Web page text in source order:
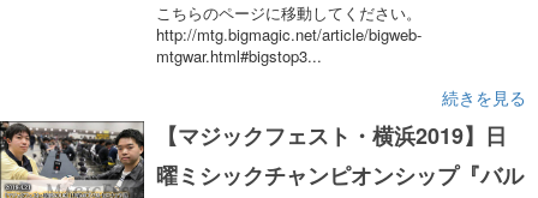
こちらのページに移動してください。
http://mtg.bigmagic.net/article/bigweb-
mtgwar.html#bigstop3...
続きを見る
【マジックフェスト・横浜2019】日
曜ミシックチャンピオンシップ『バル